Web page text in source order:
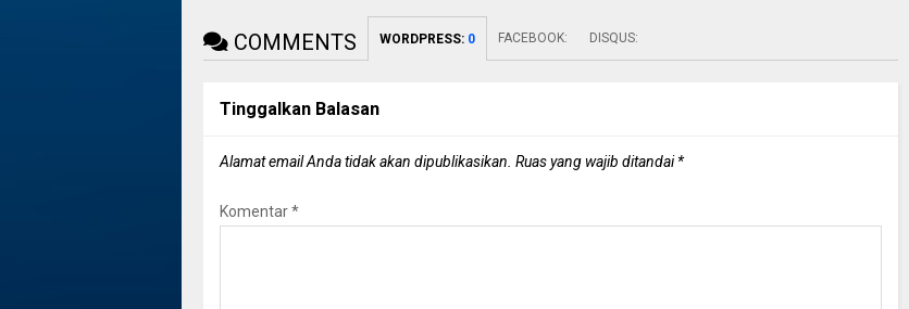
COMMENTS WORDPRESS: 0 FACEBOOK: DISQUS:
Tinggalkan Balasan
Alamat email Anda tidak akan dipublikasikan. Ruas yang wajib ditandai*
Komentar*